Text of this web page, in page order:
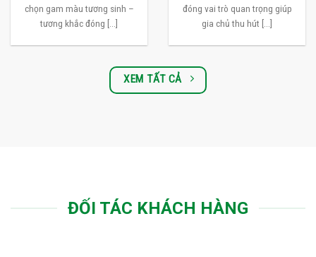
chọn gam màu tương sinh –
tương khắc đóng [...]
đóng vai trò quan trọng giúp
gia chủ thu hút [...]
XEM TẤT CẢ
ĐỐI TÁC KHÁCH HÀNG